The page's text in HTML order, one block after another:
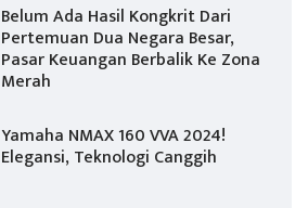
Belum Ada Hasil Kongkrit Dari
Pertemuan Dua Negara Besar,
Pasar Keuangan Berbalik Ke Zona
Merah
Yamaha NMAX 160 VVA 2024!
Elegansi, Teknologi Canggih